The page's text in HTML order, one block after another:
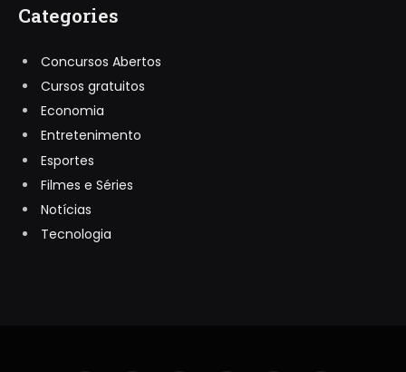
Categories
Concursos Abertos
Cursos gratuitos
Economia
Entretenimento
Esportes
Filmes e Séries
Notícias
Tecnologia